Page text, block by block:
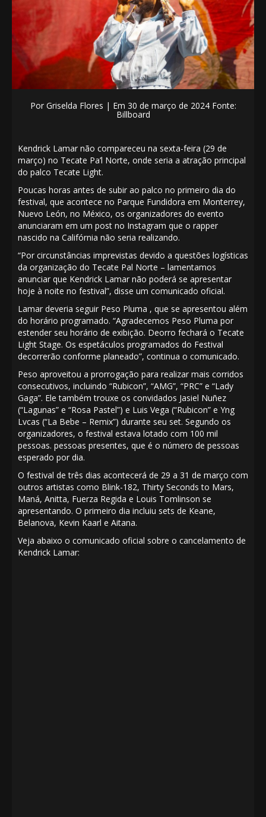
Por Griselda Flores | Em 30 de março de 2024 Fonte:
Billboard
Kendrick Lamar não compareceu na sexta-feira (29 de
março) no Tecate Pa’l Norte, onde seria a atração principal
do palco Tecate Light.
Poucas horas antes de subir ao palco no primeiro dia do
festival, que acontece no Parque Fundidora em Monterrey,
Nuevo León, no México, os organizadores do evento
anunciaram em um post no Instagram que o rapper
nascido na Califórnia não seria realizando.
“Por circunstâncias imprevistas devido a questões logísticas
da organização do Tecate Pal Norte – lamentamos
anunciar que Kendrick Lamar não poderá se apresentar
hoje à noite no festival”, disse um comunicado oficial.
Lamar deveria seguir Peso Pluma , que se apresentou além
do horário programado. “Agradecemos Peso Pluma por
estender seu horário de exibição. Deorro fechará o Tecate
Light Stage. Os espetáculos programados do Festival
decorrerão conforme planeado”, continua o comunicado.
Peso aproveitou a prorrogação para realizar mais corridos
consecutivos, incluindo “Rubicon”, “AMG”, “PRC” e “Lady
Gaga”. Ele também trouxe os convidados Jasiel Nuñez
(“Lagunas” e “Rosa Pastel”) e Luis Vega (“Rubicon” e Yng
Lvcas (“La Bebe – Remix”) durante seu set. Segundo os
organizadores, o festival estava lotado com 100 mil
pessoas. pessoas presentes, que é o número de pessoas
esperado por dia.
O festival de três dias acontecerá de 29 a 31 de março com
outros artistas como Blink-182, Thirty Seconds to Mars,
Maná, Anitta, Fuerza Regida e Louis Tomlinson se
apresentando. O primeiro dia incluiu sets de Keane,
Belanova, Kevin Kaarl e Aitana.
Veja abaixo o comunicado oficial sobre o cancelamento de
Kendrick Lamar: